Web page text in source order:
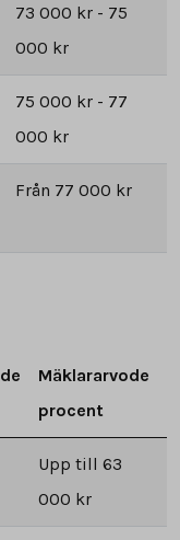
73 000 kr - 75
000 kr
75 000 kr - 77
000 kr
Från 77 000 kr
Mäklararvode
procent
Upp till 63
000 kr